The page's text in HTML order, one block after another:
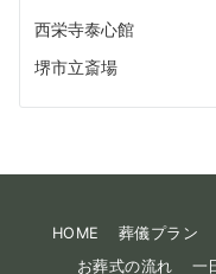
西栄寺泰心館
堺市立斎場
HOME 葬儀プラン
お葬式の流れ
一